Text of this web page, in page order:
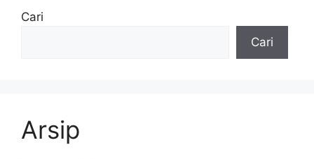
Cari
Cari
Arsip